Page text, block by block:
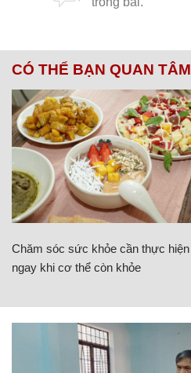
CÓ THỂ BẠN QUAN TÂM
Chăm sóc sức khỏe cần thực hiện
ngay khi cơ thể còn khỏe